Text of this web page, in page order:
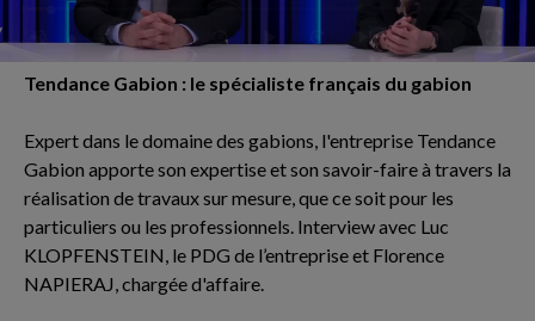
Tendance Gabion : le spécialiste français du gabion
Expert dans le domaine des gabions, l'entreprise Tendance
Gabion apporte son expertise et son savoir-faire à travers la
réalisation de travaux sur mesure, que ce soit pour les
particuliers ou les professionnels. Interview avec Luc
KLOPFENSTEIN, le PDG de l’entreprise et Florence
NAPIERAJ, chargée d'affaire.